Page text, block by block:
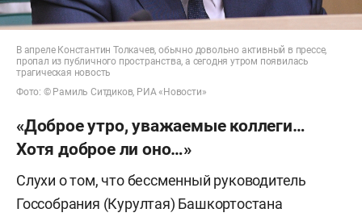
В апреле Константин Толкачев, обычно довольно активный в прессе,
пропал из публичного пространства, а сегодня утром появилась
трагическая новость
Фото: © Рамиль Ситдиков, РИА «Новости»
«Доброе утро, уважаемые коллеги…
Хотя доброе ли оно…»
Слухи о том, что бессменный руководитель
Госсобрания (Курултая) Башкортостана